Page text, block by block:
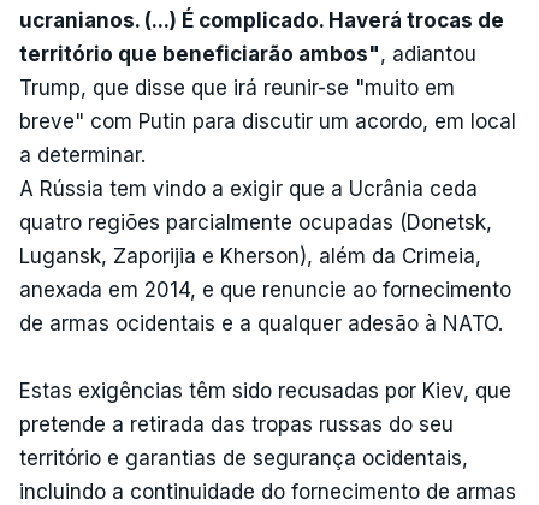
ucranianos. (...) É complicado. Haverá trocas de
território que beneficiarão ambos", adiantou
Trump, que disse que irá reunir-se "muito em
breve" com Putin para discutir um acordo, em local
a determinar.
A Rússia tem vindo a exigir que a Ucrânia ceda
quatro regiões parcialmente ocupadas (Donetsk,
Lugansk, Zaporijia e Kherson), além da Crimeia,
anexada em 2014, e que renuncie ao fornecimento
de armas ocidentais e a qualquer adesão à NATO.
Estas exigências têm sido recusadas por Kiev, que
pretende a retirada das tropas russas do seu
território e garantias de segurança ocidentais,
incluindo a continuidade do fornecimento de armas